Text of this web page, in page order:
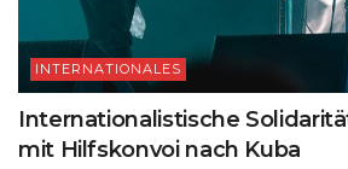
INTERNATIONALES
Internationalistische
mit Hilfskonvoi nach Kuba